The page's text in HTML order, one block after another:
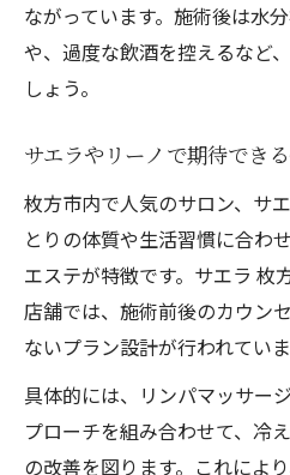
ながっています。施術後は水
や、過度な飲酒を控えるなど
しょう。
サエラやリーノで期待でき
枚方市内で人気のサロン、サ
とりの体質や生活習慣に合わ
エステが特徴です。サエラ 枚
店舗では、施術前後のカウン
ないプラン設計が行われていま
具体的には、リンパマッサー
プローチを組み合わせて、冷
の改善を図ります。これによ